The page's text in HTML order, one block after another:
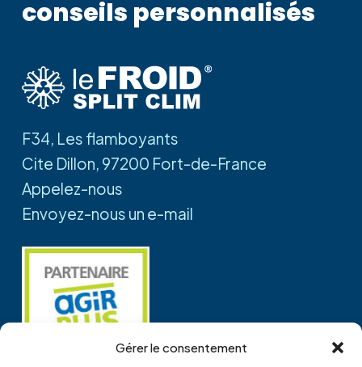
Gérer le consentement
conseils personnalisés
F34, Les flamboyants
Cite Dillon, 97200 Fort-de-France
Appelez-nous
Envoyez-nous un e-mail